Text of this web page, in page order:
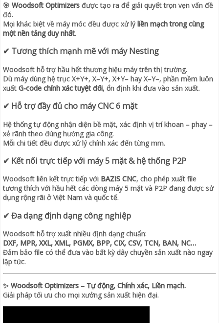
🎯 Woodsoft Optimizers được tạo ra để giải quyết trọn vẹn vấn đề
đó.
Mọi khác biệt về máy móc đều được xử lý liền mạch trong cùng
một nền tảng duy nhất.
✔ Tương thích mạnh mẽ với máy Nesting
Woodsoft hỗ trợ hầu hết thương hiệu máy trên thị trường.
Dù máy dùng hệ trục X+Y+, X–Y+, X+Y– hay X–Y–, phần mềm luôn
xuất G-code chính xác tuyệt đối, ổn định khi đưa vào sản xuất.
✔ Hỗ trợ đầy đủ cho máy CNC 6 mặt
Hệ thống tự động nhận diện bề mặt, xác định vị trí khoan – phay –
xẻ rãnh theo đúng hướng gia công.
Mỗi chi tiết đều được xử lý chính xác đến từng mm.
✔ Kết nối trực tiếp với máy 5 mặt & hệ thống P2P
Woodsoft liên kết trực tiếp với BAZIS CNC, cho phép xuất file
tương thích với hầu hết các dòng máy 5 mặt và P2P đang được sử
dụng rộng rãi ở Việt Nam và quốc tế.
✔ Đa dạng định dạng công nghiệp
Woodsoft hỗ trợ xuất nhiều định dạng chuẩn:
DXF, MPR, XXL, XML, PGMX, BPP, CIX, CSV, TCN, BAN, NC…
Đảm bảo file có thể đưa vào bất kỳ dây chuyền sản xuất nào ngay
lập tức.
✨ Woodsoft Optimizers – Tự động, Chính xác, Liền mạch.
Giải pháp tối ưu cho mọi xưởng sản xuất hiện đại.